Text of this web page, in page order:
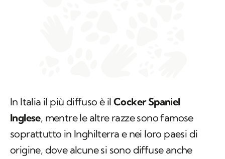
In Italia il più diffuso è il Cocker Spaniel
Inglese, mentre le altre razze sono famose
soprattutto in Inghilterra e nei loro paesi di
origine, dove alcune si sono diffuse anche